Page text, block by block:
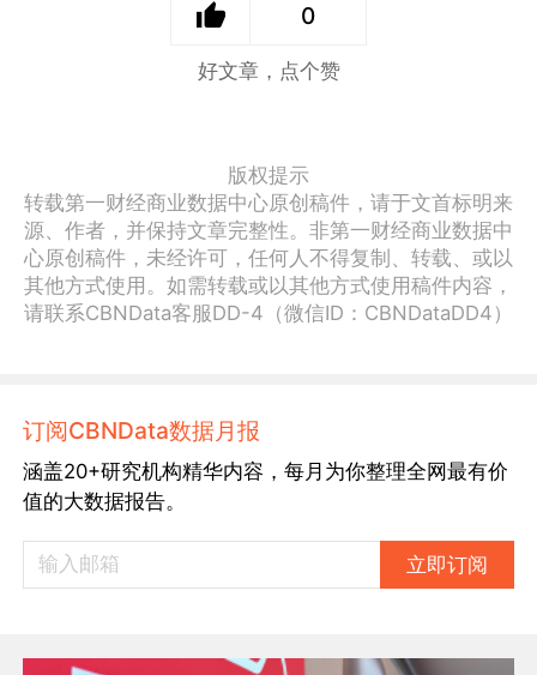
0
好文章，点个赞
版权提示
转载第一财经商业数据中心原创稿件，请于文首标明来
源、作者，并保持文章完整性。非第一财经商业数据中
心原创稿件，未经许可，任何人不得复制、转载、或以
其他方式使用。如需转载或以其他方式使用稿件内容，
请联系CBNData客服DD-4（微信ID：CBNDataDD4）
订阅CBNData数据月报
涵盖20+研究机构精华内容，每月为你整理全网最有价
值的大数据报告。
立即订阅